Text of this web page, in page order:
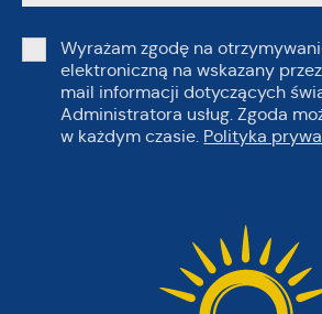
Wyrażam zgodę na
elektroniczną na wskazany
mail informacji dotyczących
Administratora usług. Zgoda
w każdym czasie. Polityka